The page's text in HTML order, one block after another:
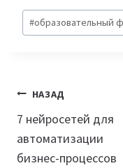
Метки
записи:
#образовательный
Навигация
по
записям
НАЗАД
7 нейросетей для
автоматизации
бизнес-процессов